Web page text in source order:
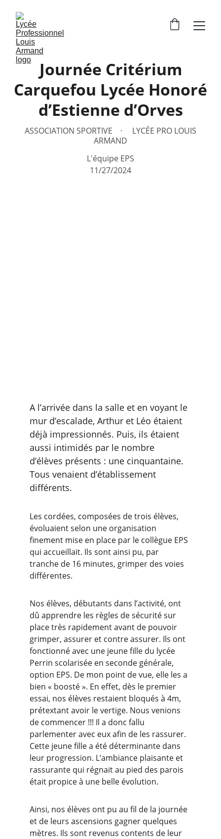
Journée Critérium
Carquefou Lycée Honoré
d’Estienne d’Orves
ASSOCIATION SPORTIVE
LYCÉE PRO LOUIS
ARMAND
L'équipe EPS
11/27/2024
A l’arrivée dans la salle et en voyant le
mur d’escalade, Arthur et Léo étaient
déjà impressionnés. Puis, ils étaient
aussi intimidés par le nombre
d’élèves présents : une cinquantaine.
Tous venaient d’établissement
différents.
Les cordées, composées de trois élèves,
évoluaient selon une organisation
finement mise en place par le collègue EPS
qui accueillait. Ils sont ainsi pu, par
tranche de 16 minutes, grimper des voies
différentes.
Nos élèves, débutants dans l’activité, ont
dû apprendre les règles de sécurité sur
place très rapidement avant de pouvoir
grimper, assurer et contre assurer. Ils ont
fonctionné avec une jeune fille du lycée
Perrin scolarisée en seconde générale,
option EPS. De mon point de vue, elle les a
bien « boosté ». En effet, dès le premier
essai, nos élèves restaient bloqués à 4m,
prétextant avoir le vertige. Nous venions
de commencer !!! Il a donc fallu
parlementer avec eux afin de les rassurer.
Cette jeune fille a été déterminante dans
leur progression. L’ambiance plaisante et
rassurante qui régnait au pied des parois
était propice à une belle évolution.
Ainsi, nos élèves ont pu au fil de la journée
et de leurs ascensions gagner quelques
mètres. Ils sont revenus contents de leur